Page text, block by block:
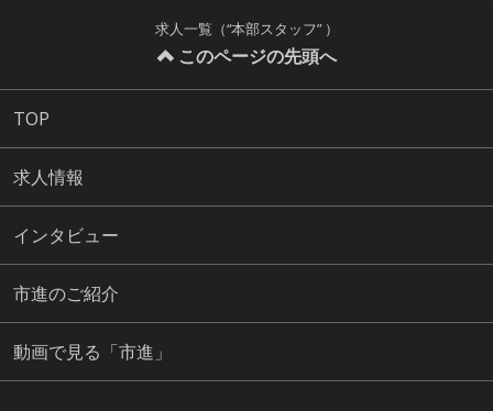
求人一覧（“本部スタッフ” ）
このページの先頭へ
TOP
求人情報
インタビュー
市進のご紹介
動画で見る「市進」